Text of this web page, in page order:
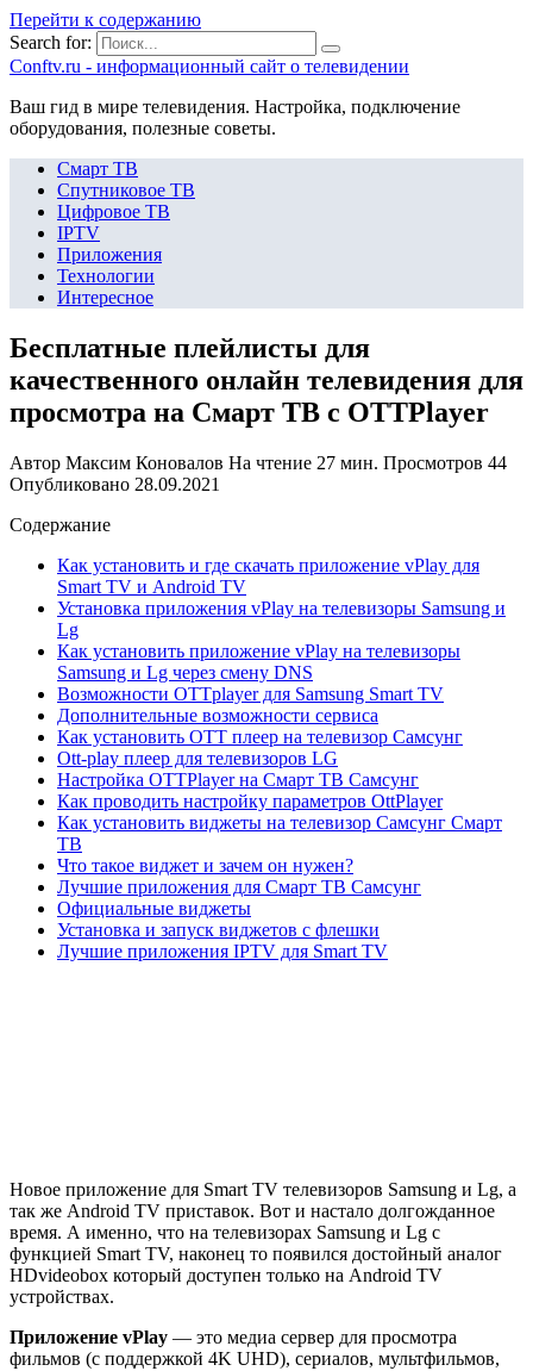
Перейти к содержанию
Search for:
Сonftv.ru - информационный сайт о телевидении
Ваш гид в мире телевидения. Настройка, подключение
оборудования, полезные советы.
Смарт ТВ
Спутниковое ТВ
Цифровое ТВ
IPTV
Приложения
Технологии
Интересное
Бесплатные плейлисты для
качественного онлайн телевидения для
просмотра на Смарт ТВ с OTTPlayer
Автор Максим Коновалов На чтение 27 мин. Просмотров 44
Опубликовано 28.09.2021
Содержание
Как установить и где скачать приложение vPlay для
Smart TV и Android TV
Установка приложения vPlay на телевизоры Samsung и
Lg
Как установить приложение vPlay на телевизоры
Samsung и Lg через смену DNS
Возможности OTTplayer для Samsung Smart TV
Дополнительные возможности сервиса
Как установить ОТТ плеер на телевизор Самсунг
Ott-play плеер для телевизоров LG
Настройка OTTPlayer на Смарт ТВ Самсунг
Как проводить настройку параметров OttPlayer
Как установить виджеты на телевизор Самсунг Смарт
ТВ
Что такое виджет и зачем он нужен?
Лучшие приложения для Смарт ТВ Самсунг
Официальные виджеты
Установка и запуск виджетов с флешки
Лучшие приложения IPTV для Smart TV
Новое приложение для Smart TV телевизоров Samsung и Lg, а
так же Android TV приставок. Вот и настало долгожданное
время. А именно, что на телевизорах Samsung и Lg с
функцией Smart TV, наконец то появился достойный аналог
HDvideobox который доступен только на Android TV
устройствах.
Приложение vPlay — это медиа сервер для просмотра
фильмов (с поддержкой 4K UHD), сериалов, мультфильмов,